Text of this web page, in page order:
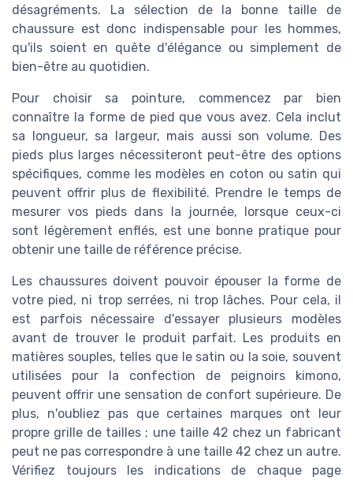
désagréments. La sélection de la bonne taille de
chaussure est donc indispensable pour les hommes,
qu'ils soient en quête d'élégance ou simplement de
bien-être au quotidien.
Pour choisir sa pointure, commencez par bien
connaître la forme de pied que vous avez. Cela inclut
sa longueur, sa largeur, mais aussi son volume. Des
pieds plus larges nécessiteront peut-être des options
spécifiques, comme les modèles en coton ou satin qui
peuvent offrir plus de flexibilité. Prendre le temps de
mesurer vos pieds dans la journée, lorsque ceux-ci
sont légèrement enflés, est une bonne pratique pour
obtenir une taille de référence précise.
Les chaussures doivent pouvoir épouser la forme de
votre pied, ni trop serrées, ni trop lâches. Pour cela, il
est parfois nécessaire d'essayer plusieurs modèles
avant de trouver le produit parfait. Les produits en
matières souples, telles que le satin ou la soie, souvent
utilisées pour la confection de peignoirs kimono,
peuvent offrir une sensation de confort supérieure. De
plus, n'oubliez pas que certaines marques ont leur
propre grille de tailles ; une taille 42 chez un fabricant
peut ne pas correspondre à une taille 42 chez un autre.
Vérifiez toujours les indications de chaque page